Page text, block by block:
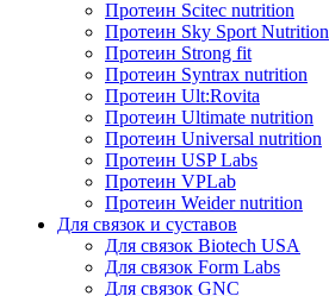
Протеин Scitec nutrition
Протеин Sky Sport Nutrition
Протеин Strong fit
Протеин Syntrax nutrition
Протеин Ult:Rovita
Протеин Ultimate nutrition
Протеин Universal nutrition
Протеин USP Labs
Протеин VPLab
Протеин Weider nutrition
Для связок и суставов
Для связок Biotech USA
Для связок Form Labs
Для связок GNC